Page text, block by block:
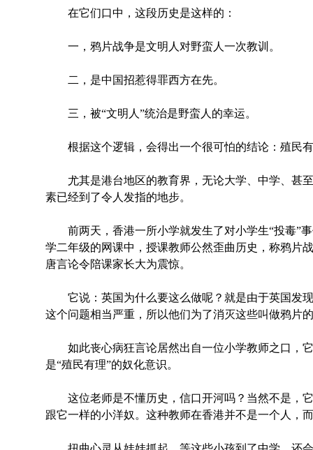
在它们口中，这段历史是这样的：
一，鸦片战争是文明人对野蛮人一次教训。
二，是中国招惹得罪西方在先。
三，被“文明人”统治是野蛮人的幸运。
根据这个逻辑，会得出一个很可怕的结论：殖民
尤其是港台地区的教育界，无论大学、中学、甚至
素已经到了令人发指的地步。
前两天，香港一所小学就发生了对小学生“投毒”事
学二年级的网课中，授课教师公然歪曲历史，称鸦片
唐言论令陪课家长大为震惊。
它说：英国为什么要这么做呢？就是由于英国发现
这个问题相当严重，所以他们为了消灭这些叫做鸦片
如此丧心病狂言论居然出自一位小学教师之口，它
是“殖民有理”的奴化意识。
这位老师是不懂历史，信口开河吗？当然不是，它
跟它一样的小洋奴。这种教师在香港并不是一个人，